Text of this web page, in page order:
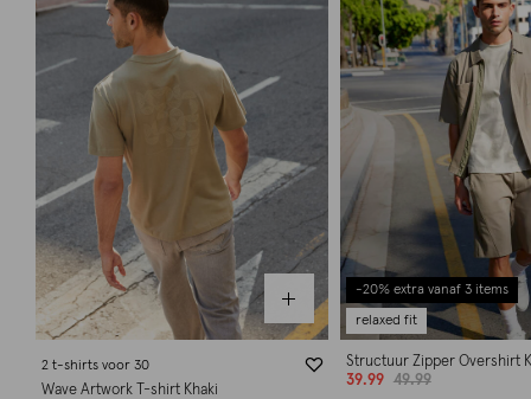
2 t-shirts voor 30
Wave Artwork T-shirt Khaki
-20% extra vanaf 3 items
relaxed fit
Structuur Zipper Overshirt
39.99
49.99